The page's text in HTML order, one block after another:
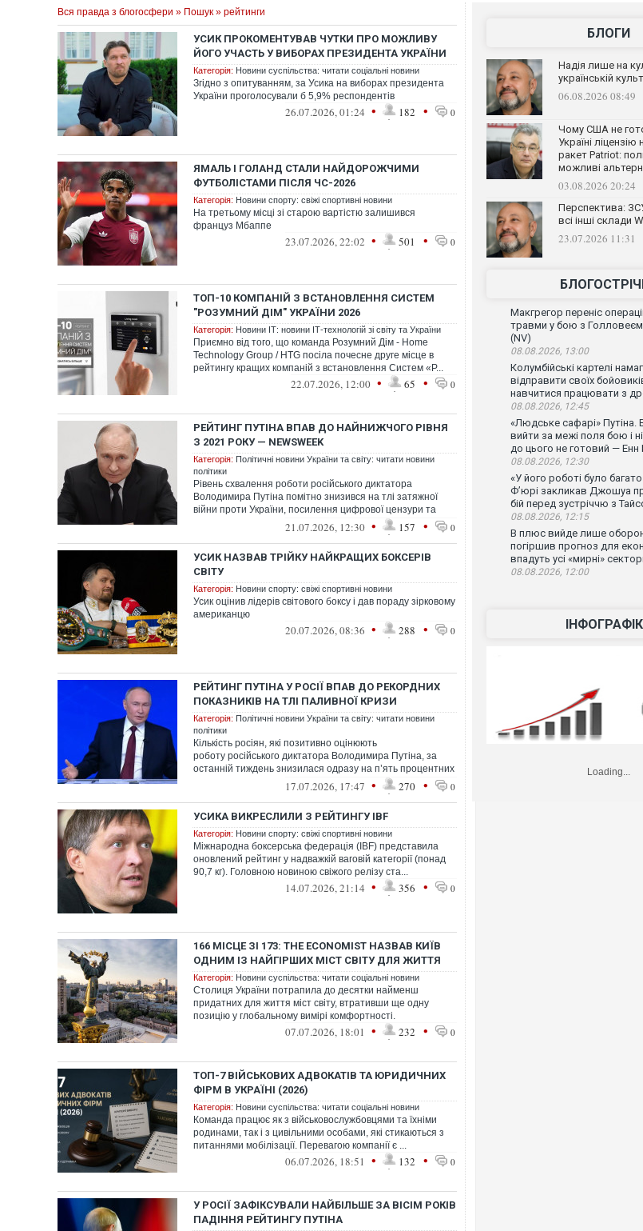
Вся правда з блогосфери » Пошук » рейтинги
УСИК ПРОКОМЕНТУВАВ ЧУТКИ ПРО МОЖЛИВУ
ЙОГО УЧАСТЬ У ВИБОРАХ ПРЕЗИДЕНТА УКРАЇНИ
Категорія: Новини суспільства: читати соціальні новини
Згідно з опитуванням, за Усика на виборах президента
України проголосували б 5,9% респондентів
26.07.2026, 01:24 • 182 • 0
ЯМАЛЬ І ГОЛАНД СТАЛИ НАЙДОРОЖЧИМИ
ФУТБОЛІСТАМИ ПІСЛЯ ЧС-2026
Категорія: Новини спорту: свіжі спортивні новини
На третьому місці зі старою вартістю залишився
француз Мбаппе
23.07.2026, 22:02 • 501 • 0
ТОП-10 КОМПАНІЙ З ВСТАНОВЛЕННЯ СИСТЕМ
"РОЗУМНИЙ ДІМ" УКРАЇНИ 2026
Категорія: Новини ІТ: новини ІТ-технологій зі світу та України
Приємно від того, що команда Розумний Дім - Home
Technology Group / HTG посіла почесне друге місце в
рейтингу кращих компаній з встановлення Систем «Р...
22.07.2026, 12:00 • 65 • 0
РЕЙТИНГ ПУТІНА ВПАВ ДО НАЙНИЖЧОГО РІВНЯ
З 2021 РОКУ — NEWSWEEK
Категорія: Політичні новини України та світу: читати новини
політики
Рівень схвалення роботи російського диктатора
Володимира Путіна помітно знизився на тлі затяжної
війни проти України, посилення цифрової цензури та
21.07.2026, 12:30 • 157 • 0
УСИК НАЗВАВ ТРІЙКУ НАЙКРАЩИХ БОКСЕРІВ
СВІТУ
Категорія: Новини спорту: свіжі спортивні новини
Усик оцінив лідерів світового боксу і дав пораду зірковому
американцю
20.07.2026, 08:36 • 288 • 0
РЕЙТИНГ ПУТІНА У РОСІЇ ВПАВ ДО РЕКОРДНИХ
ПОКАЗНИКІВ НА ТЛІ ПАЛИВНОЇ КРИЗИ
Категорія: Політичні новини України та світу: читати новини
політики
Кількість росіян, які позитивно оцінюють
роботу російського диктатора Володимира Путіна, за
останній тиждень знизилася одразу на п’ять процентних
17.07.2026, 17:47 • 270 • 0
УСИКА ВИКРЕСЛИЛИ З РЕЙТИНГУ IBF
Категорія: Новини спорту: свіжі спортивні новини
Міжнародна боксерська федерація (IBF) представила
оновлений рейтинг у надважкій ваговій категорії (понад
90,7 кг). Головною новиною свіжого релізу ста...
14.07.2026, 21:14 • 356 • 0
166 МІСЦЕ ЗІ 173: THE ECONOMIST НАЗВАВ КИЇВ
ОДНИМ ІЗ НАЙГІРШИХ МІСТ СВІТУ ДЛЯ ЖИТТЯ
Категорія: Новини суспільства: читати соціальні новини
Столиця України потрапила до десятки найменш
придатних для життя міст світу, втративши ще одну
позицію у глобальному вимірі комфортності.
07.07.2026, 18:01 • 232 • 0
ТОП-7 ВІЙСЬКОВИХ АДВОКАТІВ ТА ЮРИДИЧНИХ
ФІРМ В УКРАЇНІ (2026)
Категорія: Новини суспільства: читати соціальні новини
Команда працює як з військовослужбовцями та їхніми
родинами, так і з цивільними особами, які стикаються з
питаннями мобілізації. Перевагою компанії є ...
06.07.2026, 18:51 • 132 • 0
У РОСІЇ ЗАФІКСУВАЛИ НАЙБІЛЬШЕ ЗА ВІСІМ РОКІВ
ПАДІННЯ РЕЙТИНГУ ПУТІНА
БЛОГИ
Надія лише на
українській
06.08.2026 08:49
Чому США не
Україні
ракет Patriot:
можливі
03.08.2026 20:24
Перспектива:
всі інші склади
23.07.2026 11:31
Макгрегор переніс
травми у бою з Голловеєм
(NV)
08.08.2026, 13:00
Колумбійські картелі
відправити своїх
навчитися працювати з
08.08.2026, 12:45
«Людське сафарі» Путіна.
вийти за межі поля бою і
до цього не готовий — Енн
08.08.2026, 12:30
«У його роботі було
Ф’юрі закликав Джошуа
бій перед зустріччю з
08.08.2026, 12:15
В плюс вийде лише
погіршив прогноз для
впадуть усі «мирні»
08.08.2026, 12:00
Loading...
Ворог
двоє
після